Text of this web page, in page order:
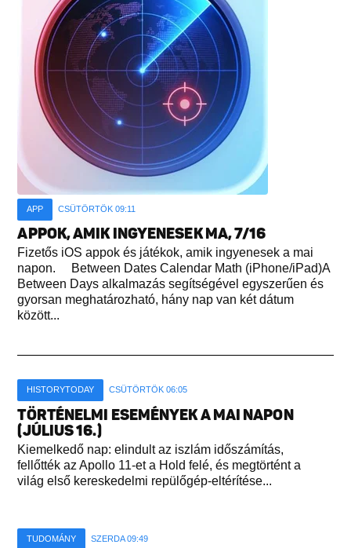
APP CSÜTÖRTÖK 09:11
APPOK, AMIK INGYENESEK MA, 7/16
Fizetős iOS appok és játékok, amik ingyenesek a mai
napon. Between Dates Calendar Math (iPhone/iPad)A
Between Days alkalmazás segítségével egyszerűen és
gyorsan meghatározható, hány nap van két dátum
között...
HISTORYTODAY CSÜTÖRTÖK 06:05
TÖRTÉNELMI ESEMÉNYEK A MAI NAPON
(JÚLIUS 16.)
Kiemelkedő nap: elindult az iszlám időszámítás,
fellőtték az Apollo 11-et a Hold felé, és megtörtént a
világ első kereskedelmi repülőgép-eltérítése...
TUDOMÁNY SZERDA 09:49